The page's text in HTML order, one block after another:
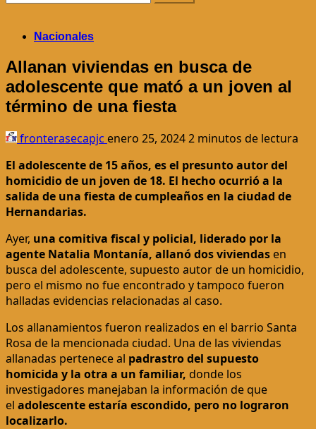
Nacionales
Allanan viviendas en busca de
adolescente que mató a un joven al
término de una fiesta
fronterasecapjc enero 25, 20242 minutos de lectura
El adolescente de 15 años, es el presunto autor del
homicidio de un joven de 18. El hecho ocurrió a la
salida de una fiesta de cumpleaños en la ciudad de
Hernandarias.
Ayer, una comitiva fiscal y policial, liderado por la
agente Natalia Montanía, allanó dos viviendas en
busca del adolescente, supuesto autor de un homicidio,
pero el mismo no fue encontrado y tampoco fueron
halladas evidencias relacionadas al caso.
Los allanamientos fueron realizados en el barrio Santa
Rosa de la mencionada ciudad. Una de las viviendas
allanadas pertenece al padrastro del supuesto
homicida y la otra a un familiar, donde los
investigadores manejaban la información de que
el adolescente estaría escondido, pero no lograron
localizarlo.